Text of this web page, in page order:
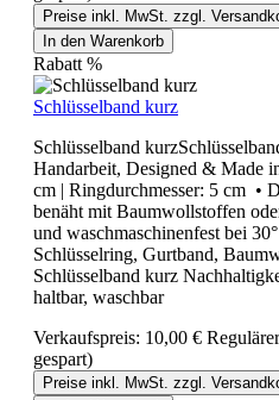
Preise inkl. MwSt. zzgl.
In den Warenkorb
Rabatt %
Schlüsselband kurz
Schlüsselband
Handarbeit, Designed & Made
cm | Ringdurchmesser: 5 cm •
benäht mit Baumwollstoffen
und waschmaschinenfest bei
Schlüsselring, Gurtband,
Schlüsselband kurz
haltbar, waschbar
Verkaufspreis: 10,00 €
gespart)
Preise inkl. MwSt. zzgl.